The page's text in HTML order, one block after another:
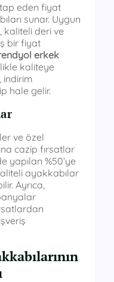
eden fiyat
sunar. Uygun
kaliteli deri ve
bir fiyat
erkek
kaliteye
indirim
hale gelir.
ve özel
cazip fırsatlar
yapılan %50’ye
ayakkabılar
Ayrıca,